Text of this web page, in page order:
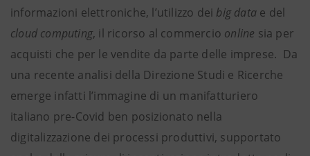
informazioni elettroniche, l’utilizzo dei big data e del
cloud computing, il ricorso al commercio online sia per
acquisti che per le vendite da parte delle imprese. Da
una recente analisi della Direzione Studi e Ricerche
emerge infatti l’immagine di un manifatturiero
italiano pre-Covid ben posizionato nella
digitalizzazione dei processi produttivi, supportato